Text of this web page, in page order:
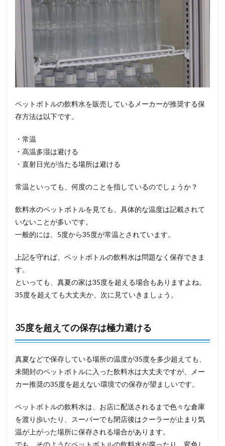
ペットボトルの飲料水を販売しているメーカーが推奨する保
存方法は以下です。
・常温
・高温多湿は避ける
・直射日光が当たる場所は避ける
常温といっても、何度のことを指しているのでしょうか？
飲料水のペットボトルを見ても、具体的な温度は記載されて
いないことが多いです。
一般的には、5度から35度が常温とされています。
上記を守れば、ペットボトルの飲料水は問題なく保存できま
す。
といっても、真夏の家は35度を超える場合もありますよね。
35度を超えても大丈夫か、次に見ていきましょう。
35度を超えての保存は極力避ける
真夏などで保存している場所の温度が35度を多少超えても、
未開封のペットボトルに入った飲料水は大丈夫ですが、メー
カー推奨の35度を超えない環境での保存が望ましいです。
ペットボトルの飲料水は、お店に配送されるまで色々な倉庫
を渡り歩いたり、スーパーでも閉店後はクーラーが止まり気
温が上がった場所に保存される場合があります。
でも、そのようなペットボトルの飲料水が腐ったり、変色し